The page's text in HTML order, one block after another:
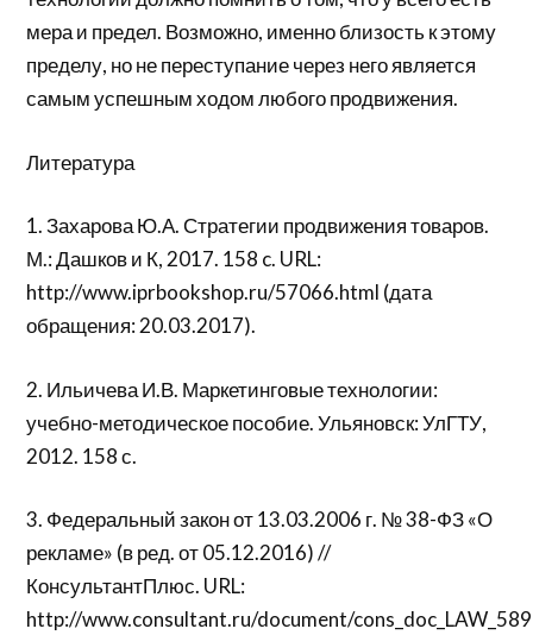
мера и предел. Возможно, именно близость к этому
пределу, но не переступание через него является
самым успешным ходом любого продвижения.
Литература
1. Захарова Ю.А. Стратегии продвижения товаров.
М.: Дашков и К, 2017. 158 c. URL:
http://www.iprbookshop.ru/57066.html (дата
обращения: 20.03.2017).
2. Ильичева И.В. Маркетинговые технологии:
учебно-методическое пособие. Ульяновск: УлГТУ,
2012. 158 с.
3. Федеральный закон от 13.03.2006 г. № 38-ФЗ «О
рекламе» (в ред. от 05.12.2016) //
КонсультантПлюс. URL:
http://www.consultant.ru/document/